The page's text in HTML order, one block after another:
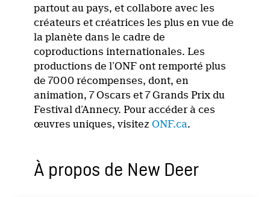
partout au pays, et collabore avec les
créateurs et créatrices les plus en vue de
la planète dans le cadre de
coproductions internationales. Les
productions de l’ONF ont remporté plus
de 7000 récompenses, dont, en
animation, 7 Oscars et 7 Grands Prix du
Festival d’Annecy. Pour accéder à ces
œuvres uniques, visitezONF.ca.
À propos de New Deer